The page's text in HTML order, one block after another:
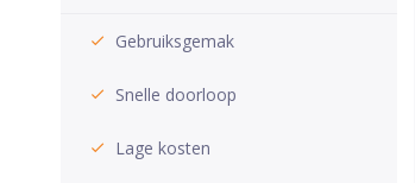
Gebruiksgemak
Snelle doorloop
Lage kosten